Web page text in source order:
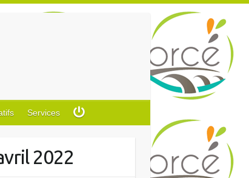
Services
2022